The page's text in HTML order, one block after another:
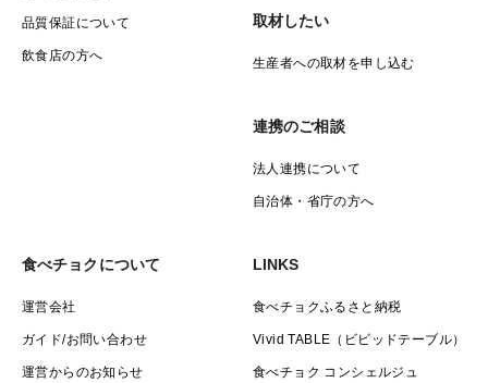
品質保証について
飲食店の方へ
取材したい
生産者への取材を申し込む
連携のご相談
法人連携について
自治体・省庁の方へ
食べチョクについて
運営会社
ガイド/お問い合わせ
運営からのお知らせ
LINKS
食べチョクふるさと納税
Vivid TABLE（ビビッドテーブル）
食べチョク コンシェルジュ